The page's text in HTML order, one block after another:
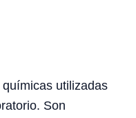
utilizadas
Son